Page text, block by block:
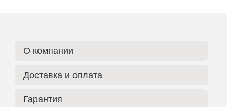
О компании
Доставка и оплата
Гарантия